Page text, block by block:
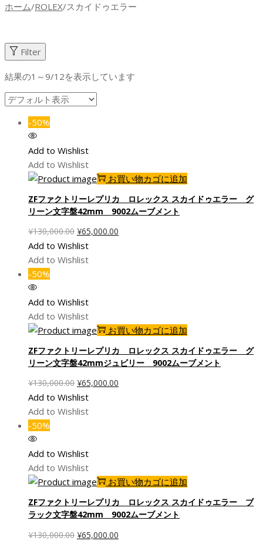
ホーム/ROLEX/スカイドゥエラー
Filter
結果の1～9/12を表示しています
-50%
Add to Wishlist
Add to Wishlist
お買い物カゴに追加
ZFファクトリーレプリカ ロレックス スカイドゥエラー グ
リーン文字盤42mm 9002ムーブメント
¥130,000.00 元
の
価
¥130,000.00
で
し
¥65,000.00
で
Add to Wishlist
Add to Wishlist
-50%
Add to Wishlist
Add to Wishlist
お買い物カゴに追加
ZFファクトリーレプリカ ロレックス スカイドゥエラー グ
リーン文字盤42mmジュビリー 9002ムーブメント
¥130,000.00 元
の
価
¥130,000.00
で
し
¥65,000.00
で
Add to Wishlist
Add to Wishlist
-50%
Add to Wishlist
Add to Wishlist
お買い物カゴに追加
ZFファクトリーレプリカ ロレックス スカイドゥエラー ブ
ラック文字盤42mm 9002ムーブメント
¥130,000.00 元
¥65,000.00